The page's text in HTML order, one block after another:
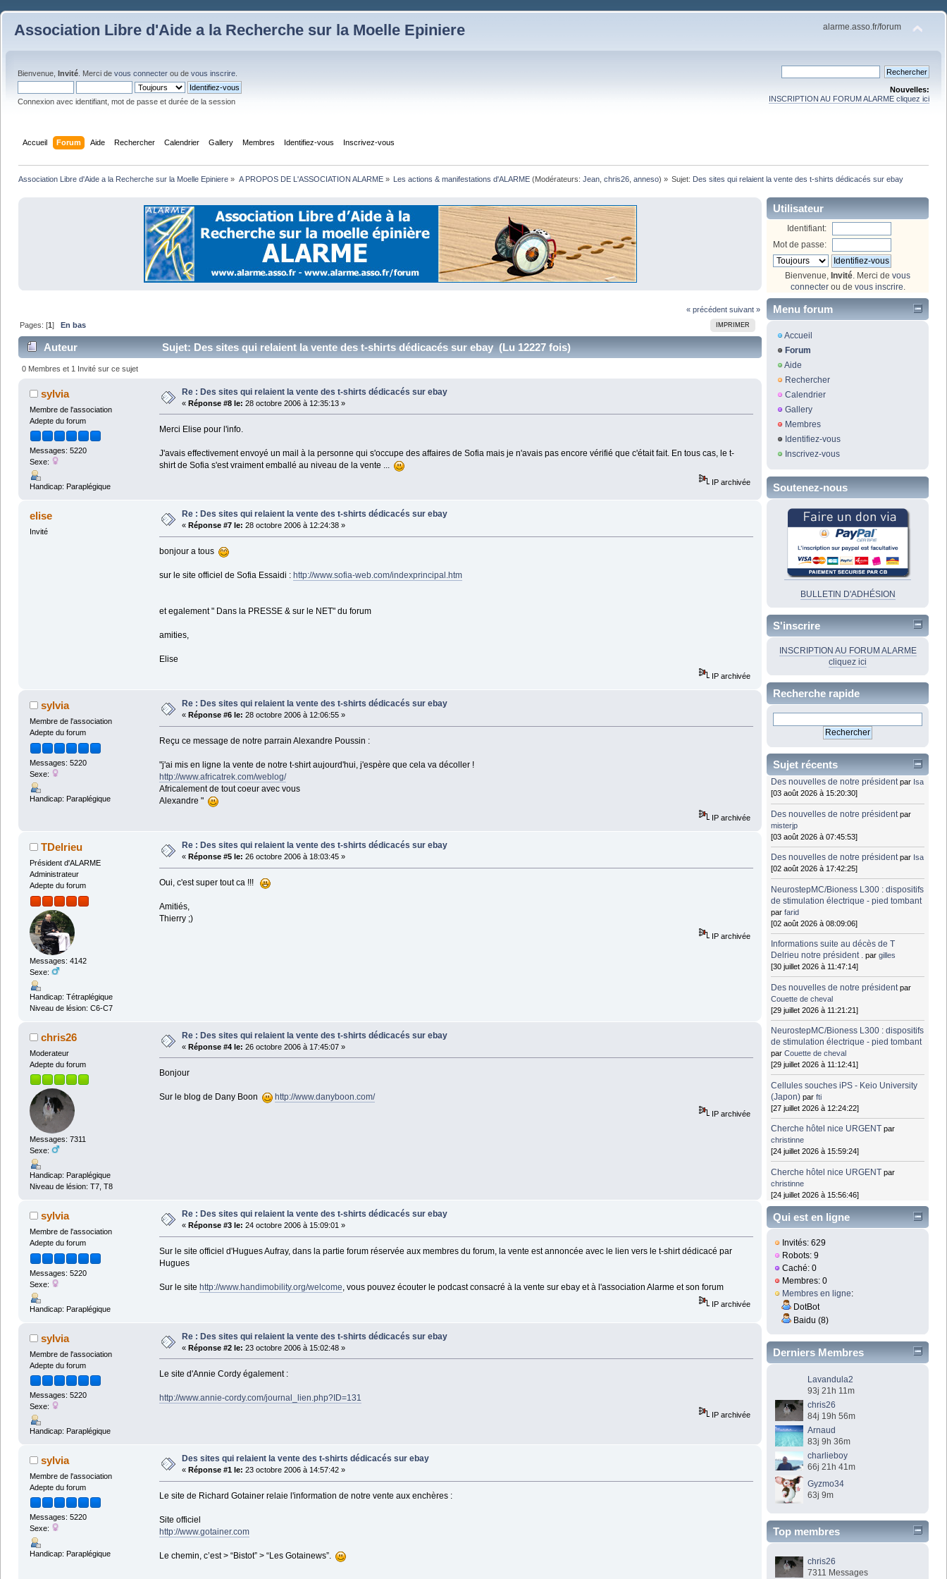
Association Libre d'Aide a la Recherche sur la Moelle Epiniere alarme.asso.fr/forum
Bienvenue, Invité . Merci de vous connecter ou de vous inscrire
Connexion avec identifiant, mot de passe et durée de la session
Nouvelles:
INSCRIPTION AU FORUM ALARME cliquez ici
Accueil Forum Aide Rechercher Calendrier Gallery Membres Identifiez-vous Inscrivez-vous
Association Libre d'Aide a la Recherche sur la Moelle Epiniere » A PROPOS DE L'ASSOCIATION ALARME» Les actions & manifestations d'ALARME(Modérateurs: Jean, chris26, anneso) » Sujet: Des sites qui relaient la vente des t-shirts dédicacés sur ebay
« précédent suivant »
IMPRIMER
Pages: [1] En bas
Auteur Sujet: Des sites qui relaient la vente des t-shirts dédicacés sur ebay (Lu 12227 fois)
0 Membres et 1 Invité sur ce sujet
sylvia
Membre de l'association
Adepte du forum
Messages: 5220
Sexe:
Handicap: Paraplégique
Re : Des sites qui relaient la vente des t-shirts dédicacés sur ebay
« Réponse #8 le: 28 octobre 2006 à 12:35:13 »
Merci Elise pour l'info.
J'avais effectivement envoyé un mail à la personne qui s'occupe des affaires de Sofia mais je n'avais pas encore vérifié que c'était fait. En tous cas, le t-
shirt de Sofia s'est vraiment emballé au niveau de la vente ...
IP archivée
elise
Invité
Re : Des sites qui relaient la vente des t-shirts dédicacés sur ebay
« Réponse #7 le: 28 octobre 2006 à 12:24:38 »
bonjour a tous
sur le site officiel de Sofia Essaidi : http://www.sofia-web.com/indexprincipal.htm
et egalement " Dans la PRESSE & sur le NET" du forum
amities,
Elise
IP archivée
sylvia
Membre de l'association
Adepte du forum
Messages: 5220
Sexe:
Handicap: Paraplégique
Re : Des sites qui relaient la vente des t-shirts dédicacés sur ebay
« Réponse #6 le: 28 octobre 2006 à 12:06:55 »
Reçu ce message de notre parrain Alexandre Poussin :
"j'ai mis en ligne la vente de notre t-shirt aujourd'hui, j'espère que cela va décoller !
http://www.africatrek.com/weblog/
Africalement de tout coeur avec vous
Alexandre "
IP archivée
TDelrieu
Président d'ALARME
Administrateur
Adepte du forum
Messages: 4142
Sexe:
Handicap: Tétraplégique
Niveau de lésion: C6-C7
Re : Des sites qui relaient la vente des t-shirts dédicacés sur ebay
« Réponse #5 le: 26 octobre 2006 à 18:03:45 »
Oui, c'est super tout ca !!!
Amitiés,
Thierry ;)
IP archivée
chris26
Moderateur
Adepte du forum
Messages: 7311
Sexe:
Handicap: Paraplégique
Niveau de lésion: T7, T8
Re : Des sites qui relaient la vente des t-shirts dédicacés sur ebay
« Réponse #4 le: 26 octobre 2006 à 17:45:07 »
Bonjour
Sur le blog de Dany Boon http://www.danyboon.com/
IP archivée
sylvia
Membre de l'association
Adepte du forum
Messages: 5220
Sexe:
Handicap: Paraplégique
Re : Des sites qui relaient la vente des t-shirts dédicacés sur ebay
« Réponse #3 le: 24 octobre 2006 à 15:09:01 »
Sur le site officiel d'Hugues Aufray, dans la partie forum réservée aux membres du forum, la vente est annoncée avec le lien vers le t-shirt dédicacé par
Hugues
Sur le site http://www.handimobility.org/welcome, vous pouvez écouter le podcast consacré à la vente sur ebay et à l'association Alarme et son forum
IP archivée
sylvia
Membre de l'association
Adepte du forum
Messages: 5220
Sexe:
Handicap: Paraplégique
Re : Des sites qui relaient la vente des t-shirts dédicacés sur ebay
« Réponse #2 le: 23 octobre 2006 à 15:02:48 »
Le site d'Annie Cordy également :
http://www.annie-cordy.com/journal_lien.php?ID=131
IP archivée
sylvia
Membre de l'association
Adepte du forum
Messages: 5220
Sexe:
Handicap: Paraplégique
Des sites qui relaient la vente des t-shirts dédicacés sur ebay
« Réponse #1 le: 23 octobre 2006 à 14:57:42 »
Le site de Richard Gotainer relaie l'information de notre vente aux enchères :
Site officiel
http://www.gotainer.com
Le chemin, c’est > “Bistot” > “Les Gotainews”.
Utilisateur
Identifiant:
Mot de passe:
Bienvenue, Invité . Merci de vous
connecterou de vous inscrire
Menu forum
Accueil
Forum
Aide
Rechercher
Calendrier
Gallery
Membres
Identifiez-vous
Inscrivez-vous
Soutenez-nous
BULLETIN D'ADHÉSION
S'inscrire
INSCRIPTION AU FORUM ALARME
cliquez ici
Recherche rapide
Sujet récents
Des nouvelles de notre président par Isa
[03 août 2026 à 15:20:30]
Des nouvelles de notre président par
misterjp
[03 août 2026 à 07:45:53]
Des nouvelles de notre président par Isa
[02 août 2026 à 17:42:25]
NeurostepMC/Bioness L300 : dispositifs
de stimulation électrique - pied tombant
parfarid
[02 août 2026 à 08:09:06]
Informations suite au décès de T
Delrieu notre président . pargilles
[30 juillet 2026 à 11:47:14]
Des nouvelles de notre président par
Couette de cheval
[29 juillet 2026 à 11:21:21]
NeurostepMC/Bioness L300 : dispositifs
de stimulation électrique - pied tombant
parCouette de cheval
[29 juillet 2026 à 11:12:41]
Cellules souches iPS - Keio University
(Japon) parfti
[27 juillet 2026 à 12:24:22]
Cherche hôtel nice URGENT par
christinne
[24 juillet 2026 à 15:59:24]
Cherche hôtel nice URGENT par
christinne
[24 juillet 2026 à 15:56:46]
Qui est en ligne
Invités: 629
Robots: 9
Caché: 0
Membres: 0
Membres en ligne:
DotBot
Baidu (8)
Derniers Membres
Lavandula2
93j 21h 11m
chris26
84j 19h 56m
Arnaud
83j 9h 36m
charlieboy
66j 21h 41m
Gyzmo34
63j 9m
Top membres
chris26
7311 Messages